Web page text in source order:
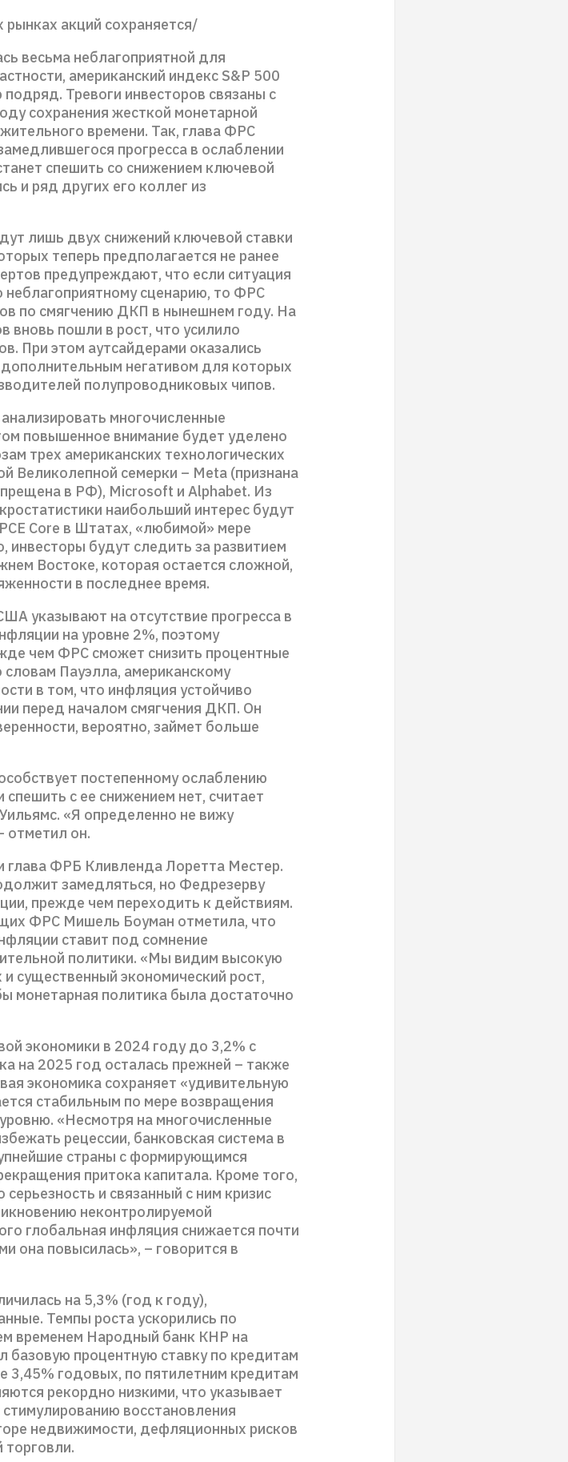
акций сохраняется/
весьма неблагоприятной для
американский индекс S&P 500
Тревоги инвесторов связаны с
сохранения жесткой монетарной
времени. Так, глава ФРС
прогресса в ослаблении
спешить со снижением ключевой
и ряд других его коллег из
лишь двух снижений ключевой ставки
теперь предполагается не ранее
предупреждают, что если ситуация
неблагоприятному сценарию, то ФРС
по смягчению ДКП в нынешнем году. На
пошли в рост, что усилило
При этом аутсайдерами оказались
негативом для которых
полупроводниковых чипов.
многочисленные
повышенное внимание будет уделено
трех американских технологических
Великолепной семерки – Meta (признана
в РФ), Microsoft и Alphabet. Из
наибольший интерес будут
Core в Штатах, «любимой» мере
будут следить за развитием
Востоке, которая остается сложной,
в последнее время.
указывают на отсутствие прогресса в
на уровне 2%, поэтому
чем ФРС сможет снизить процентные
Пауэлла, американскому
в том, что инфляция устойчиво
перед началом смягчения ДКП. Он
вероятно, займет больше
постепенному ослаблению
с ее снижением нет, считает
«Я определенно не вижу
отметил он.
глава ФРБ Кливленда Лоретта Местер.
замедляться, но Федрезерву
прежде чем переходить к действиям.
ФРС Мишель Боуман отметила, что
ставит под сомнение
политики. «Мы видим высокую
существенный экономический рост,
монетарная политика была достаточно
экономики в 2024 году до 3,2% с
на 2025 год осталась прежней – также
экономика сохраняет «удивительную
стабильным по мере возвращения
«Несмотря на многочисленные
рецессии, банковская система в
страны с формирующимся
притока капитала. Кроме того,
и связанный с ним кризис
неконтролируемой
глобальная инфляция снижается почти
она повысилась», – говорится в
на 5,3% (год к году),
Темпы роста ускорились по
временем Народный банк КНР на
базовую процентную ставку по кредитам
3,45% годовых, по пятилетним кредитам
рекордно низкими, что указывает
восстановления
недвижимости, дефляционных рисков
торговли.